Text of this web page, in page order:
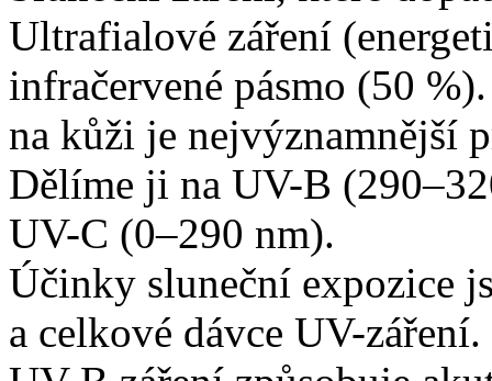
Ultrafialové záření
infračervené pásmo (50
na kůži je nejvýznamnější
Dělíme ji na UV-B
UV-C (0–290 nm).
Účinky sluneční expozice
a celkové dávce UV-záření.